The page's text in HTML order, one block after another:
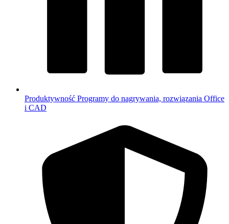
Produktywność Programy do nagrywania, rozwiązania Office
i CAD